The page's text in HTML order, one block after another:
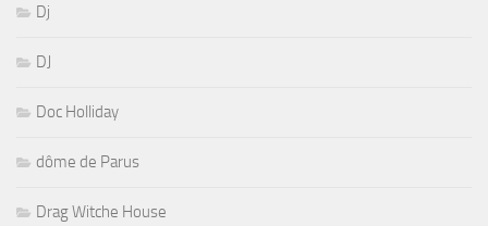
Dj
DJ
Doc Holliday
dôme de Parus
Drag Witche House